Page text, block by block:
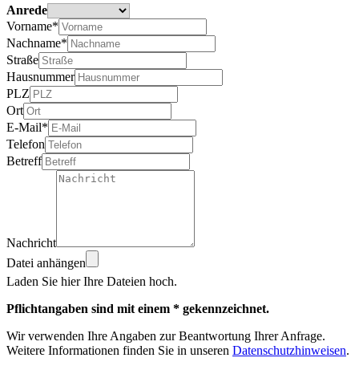
Anrede
Vorname*
Nachname*
Straße
Hausnummer
PLZ
Ort
E-Mail*
Telefon
Betreff
Nachricht
Datei anhängen
Laden Sie hier Ihre Dateien hoch.
Pflichtangaben sind mit einem * gekennzeichnet.
Wir verwenden Ihre Angaben zur Beantwortung Ihrer Anfrage.
Weitere Informationen finden Sie in unseren Datenschutzhinweisen.